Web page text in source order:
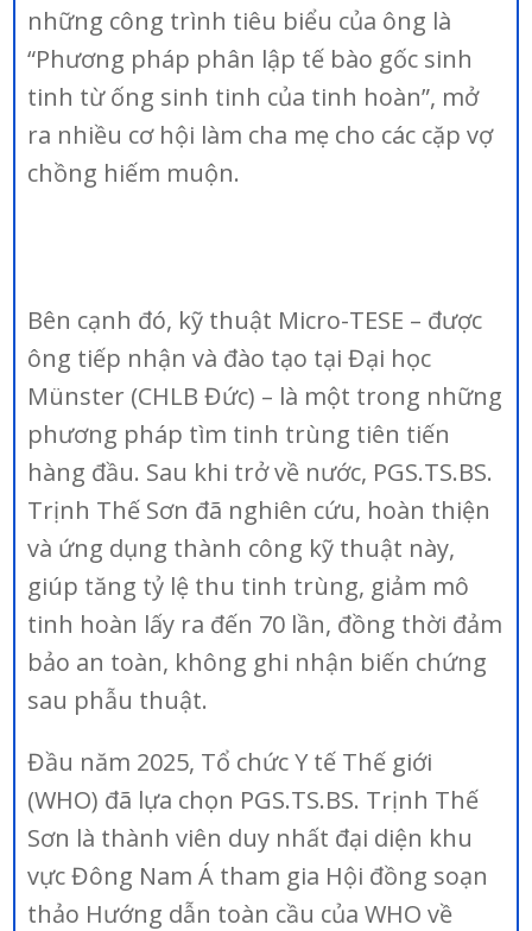
những công trình tiêu biểu của ông là
“Phương pháp phân lập tế bào gốc sinh
tinh từ ống sinh tinh của tinh hoàn”, mở
ra nhiều cơ hội làm cha mẹ cho các cặp vợ
chồng hiếm muộn.
Bên cạnh đó, kỹ thuật Micro-TESE – được
ông tiếp nhận và đào tạo tại Đại học
Münster (CHLB Đức) – là một trong những
phương pháp tìm tinh trùng tiên tiến
hàng đầu. Sau khi trở về nước, PGS.TS.BS.
Trịnh Thế Sơn đã nghiên cứu, hoàn thiện
và ứng dụng thành công kỹ thuật này,
giúp tăng tỷ lệ thu tinh trùng, giảm mô
tinh hoàn lấy ra đến 70 lần, đồng thời đảm
bảo an toàn, không ghi nhận biến chứng
sau phẫu thuật.
Đầu năm 2025, Tổ chức Y tế Thế giới
(WHO) đã lựa chọn PGS.TS.BS. Trịnh Thế
Sơn là thành viên duy nhất đại diện khu
vực Đông Nam Á tham gia Hội đồng soạn
thảo Hướng dẫn toàn cầu của WHO về